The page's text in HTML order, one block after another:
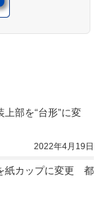
部を“台形”に変
2022年4月19日
紙カップに変更　都